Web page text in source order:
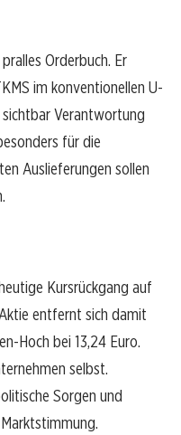
Orderbuch. Er
im konventionellen U-
Verantwortung
für die
Auslieferungen sollen
Kursrückgang auf
entfernt sich damit
Hoch bei 13,24 Euro.
selbst.
Sorgen und